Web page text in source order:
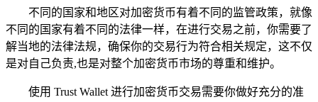
不同的国家和地区对加密货币有着不同的监管政策，就像
不同的国家有着不同的法律一样，在进行交易之前，你需要了
解当地的法律法规，确保你的交易行为符合相关规定，这不仅
是对自己负责,也是对整个加密货币市场的尊重和维护。
使用 Trust Wallet 进行加密货币交易需要你做好充分的准